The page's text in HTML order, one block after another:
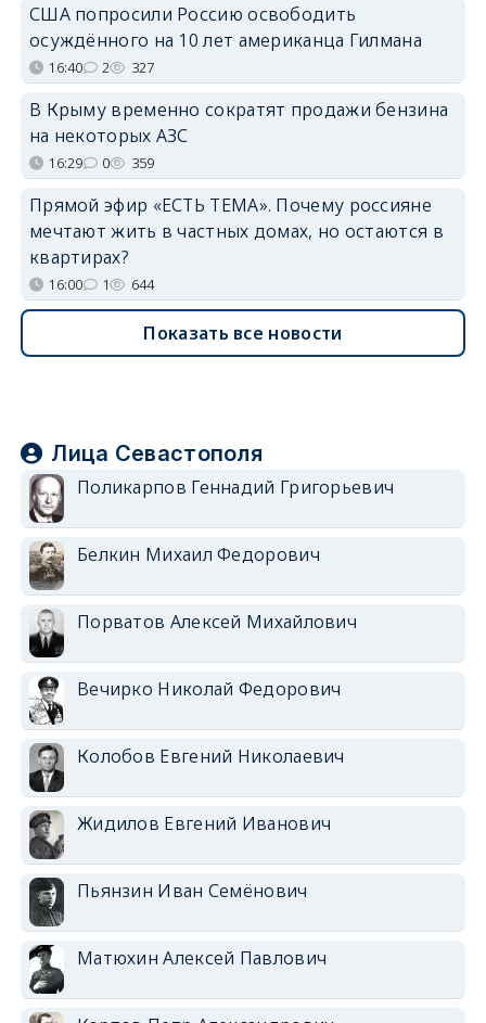
США попросили Россию освободить
осуждённого на 10 лет американца Гилмана
16:40 2 327
В Крыму временно сократят продажи бензина
на некоторых АЗС
16:29 0 359
Прямой эфир «ЕСТЬ ТЕМА». Почему россияне
мечтают жить в частных домах, но остаются в
квартирах?
16:00 1 644
Показать все новости
Лица Севастополя
Поликарпов Геннадий Григорьевич
Белкин Михаил Федорович
Порватов Алексей Михайлович
Вечирко Николай Федорович
Колобов Евгений Николаевич
Жидилов Евгений Иванович
Пьянзин Иван Семёнович
Матюхин Алексей Павлович